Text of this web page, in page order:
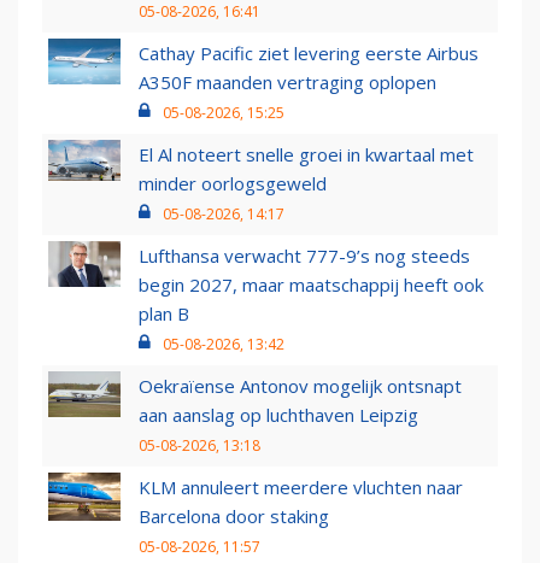
05-08-2026, 16:41
Cathay Pacific ziet levering eerste Airbus
A350F maanden vertraging oplopen
05-08-2026, 15:25
El Al noteert snelle groei in kwartaal met
minder oorlogsgeweld
05-08-2026, 14:17
Lufthansa verwacht 777-9’s nog steeds
begin 2027, maar maatschappij heeft ook
plan B
05-08-2026, 13:42
Oekraïense Antonov mogelijk ontsnapt
aan aanslag op luchthaven Leipzig
05-08-2026, 13:18
KLM annuleert meerdere vluchten naar
Barcelona door staking
05-08-2026, 11:57